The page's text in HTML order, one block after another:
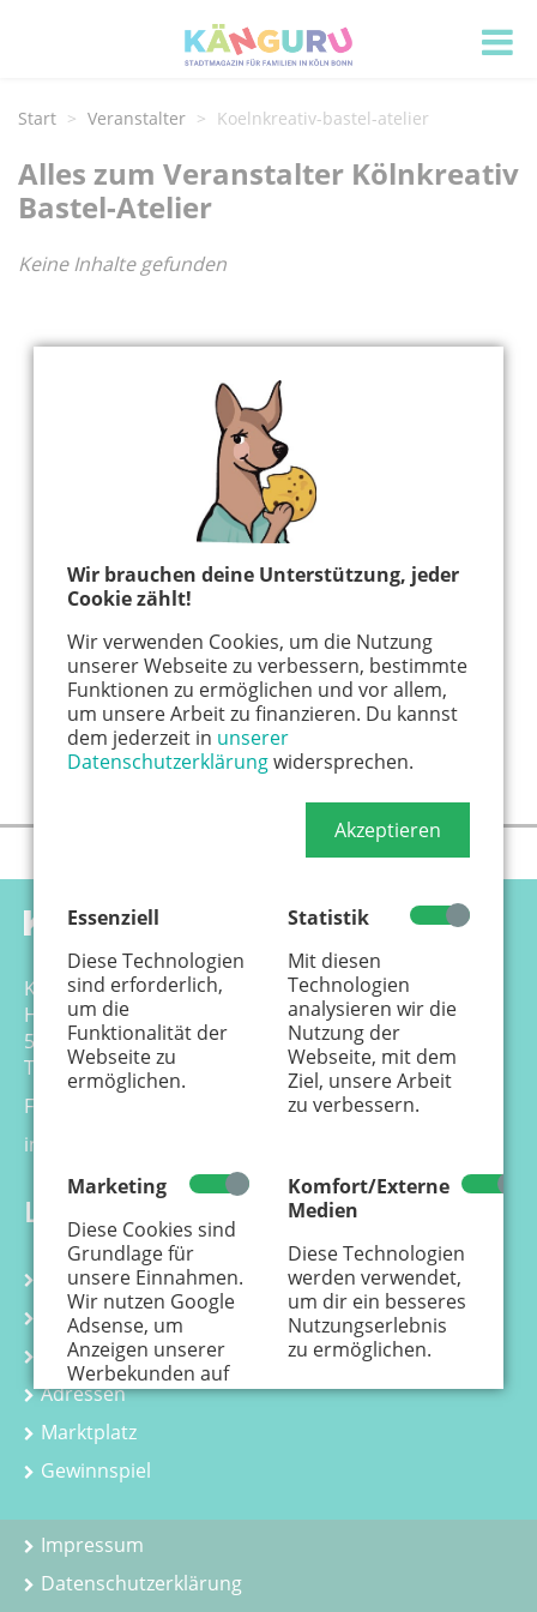
Wir brauchen deine Unterstützung, jeder
Cookie zählt!
Wir verwenden Cookies, um die Nutzung
unserer Webseite zu verbessern, bestimmte
Funktionen zu ermöglichen und vor allem,
um unsere Arbeit zu finanzieren. Du kannst
dem jederzeit in unserer
Datenschutzerklärungwidersprechen.
Akzeptieren
Essenziell
Diese Technologien
sind erforderlich,
um die
Funktionalität der
Webseite zu
ermöglichen.
Statistik
Mit diesen
Technologien
analysieren wir die
Nutzung der
Webseite, mit dem
Ziel, unsere Arbeit
zu verbessern.
Marketing
Diese Cookies sind
Grundlage für
unsere Einnahmen.
Wir nutzen Google
Adsense, um
Anzeigen unserer
Werbekunden auf
der Webseite
einzustellen.
erfährst Du, wie
personenbezogene
von Anzeigen
Komfort/Externe
Medien
Diese Technologien
werden verwendet,
um dir ein besseres
Nutzungserlebnis
zu ermöglichen.
Start Veranstalter Koelnkreativ-bastel-atelier
Alles zum Veranstalter Kölnkreativ
Bastel-Atelier
Keine Inhalte gefunden
Känguru Colonia Verlag GmbH
Hansemannstr. 17-21
50823 Köln
Tel. 0221 - 99 88 21 - 0
Fax 0221 - 99 88 21 - 99
info@kaenguru-online.de
Links
Kalender
Kurse
Kindergeburtstag
Adressen
Marktplatz
Gewinnspiel
Impressum
Datenschutzerklärung